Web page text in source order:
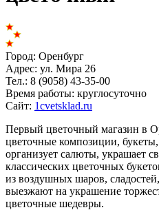
Город: Оренбург
Адрес: ул. Мира 26
Тел.: 8 (9058) 43-35-00
Время работы: круглосуточно
Сайт: 1cvetsklad.ru
Первый цветочный магазин в
цветочные композиции,
организует салюты, украшает
классических цветочных
из воздушных шаров,
выезжают на украшение
цветочные шедевры.